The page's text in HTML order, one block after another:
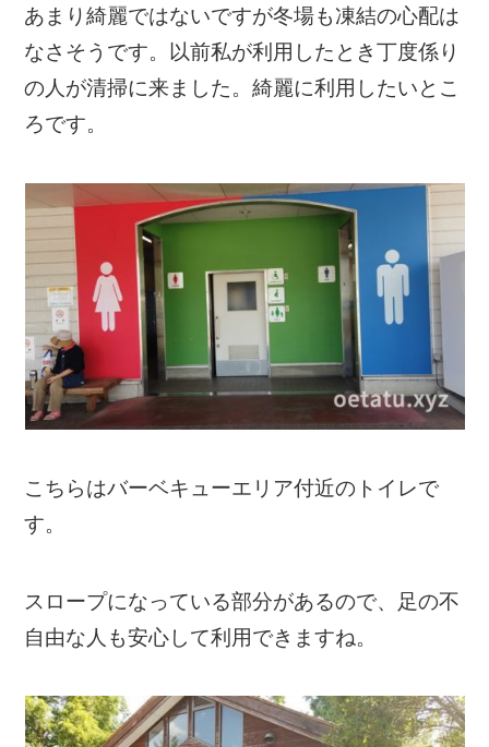
あまり綺麗ではないですが冬場も凍結の心配は
なさそうです。以前私が利用したとき丁度係り
の人が清掃に来ました。綺麗に利用したいとこ
ろです。
こちらはバーベキューエリア付近のトイレで
す。
スロープになっている部分があるので、足の不
自由な人も安心して利用できますね。